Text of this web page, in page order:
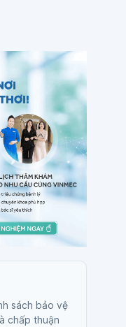
sách bảo vệ
chấp thuận